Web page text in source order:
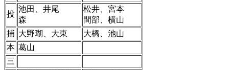
投
池田、井尾
森
松井、宮本
間部、横山
捕 大野瑚、大東
大橋、池山
本 葛山
三